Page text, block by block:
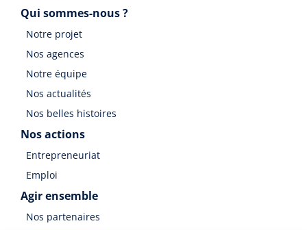
Qui sommes-nous ?
Notre projet
Nos agences
Notre équipe
Nos actualités
Nos belles histoires
Nos actions
Entrepreneuriat
Emploi
Agir ensemble
Nos partenaires